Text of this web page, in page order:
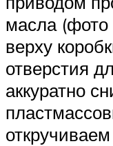
масла (фото
верху
отверстия
аккуратно